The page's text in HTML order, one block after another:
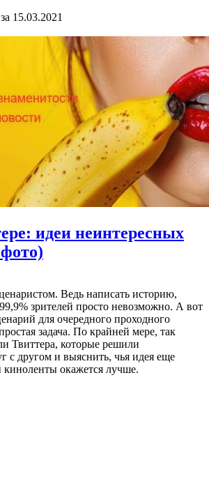
15.03.2021
идеи неинтересных
Ведь написать историю,
зрителей просто невозможно. А вот
для очередного проходного
задача. По крайней мере, так
Твиттера, которые решили
с другом и выяснить, чья идея еще
киноленты окажется лучше.